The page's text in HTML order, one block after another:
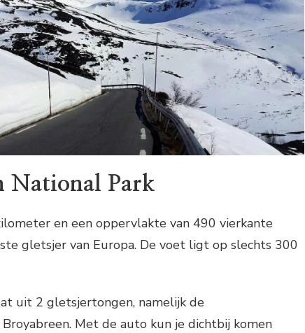
National Park
en een oppervlakte van 490 vierkante
gletsjer van Europa. De voet ligt op slechts 300
uit 2 gletsjertongen, namelijk de
Met de auto kun je dichtbij komen